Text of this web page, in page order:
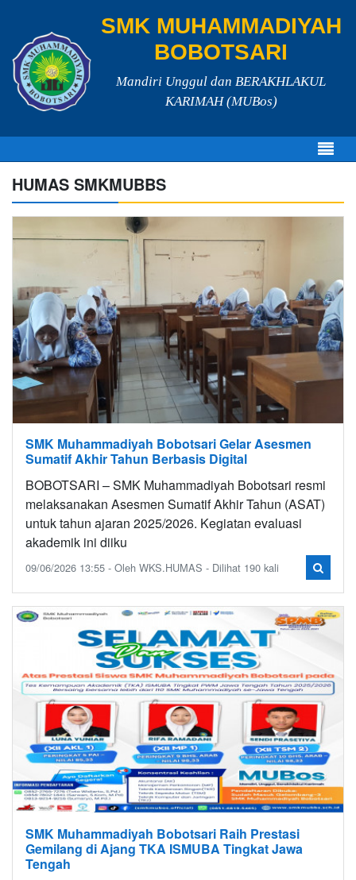
SMK MUHAMMADIYAH
BOBOTSARI
Mandiri Unggul dan BERAKHLAKUL
KARIMAH (MUBos)
HUMAS SMKMUBBS
SMK Muhammadiyah Bobotsari Gelar Asesmen
Sumatif Akhir Tahun Berbasis Digital
BOBOTSARI – SMK Muhammadiyah Bobotsari resmi
melaksanakan Asesmen Sumatif Akhir Tahun (ASAT)
untuk tahun ajaran 2025/2026. Kegiatan evaluasi
akademik ini diiku
09/06/2026 13:55 - Oleh WKS.HUMAS - Dilihat 190 kali
SMK Muhammadiyah Bobotsari Raih Prestasi
Gemilang di Ajang TKA ISMUBA Tingkat Jawa
Tengah